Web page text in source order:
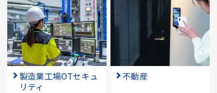
製造業工場OTセキュ
リティ
不動産